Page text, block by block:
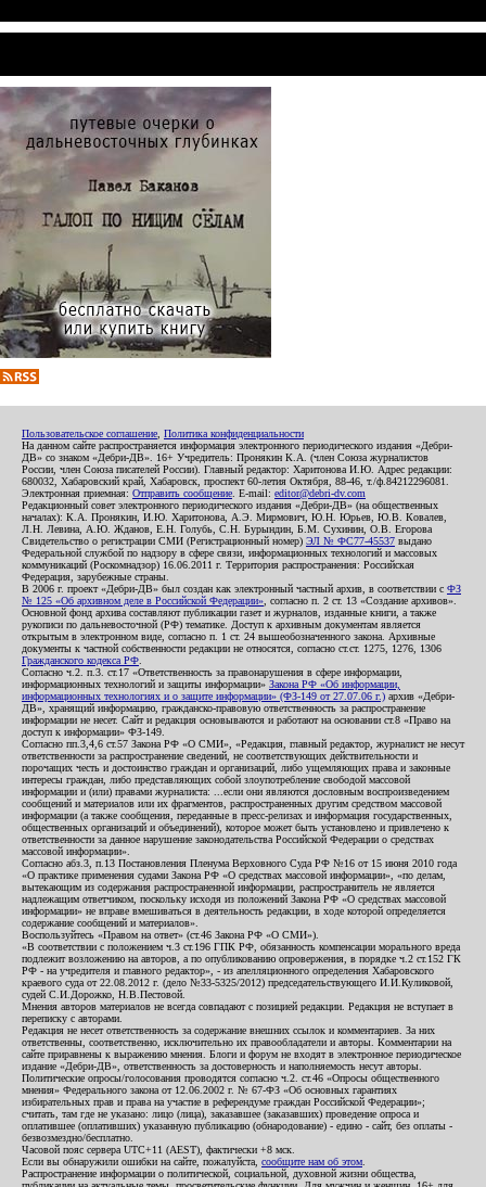
Пользовательское соглашение Политика конфиденциальности
На данном сайте распространяется информация электронного периодического издания «Дебри-
ДВ» со знаком «Дебри-ДВ». 16+ Учредитель: Пронякин К.А. (член Союза журналистов
России, член Союза писателей России). Главный редактор: Харитонова И.Ю. Адрес редакции:
680032, Хабаровский край, Хабаровск, проспект 60-летия Октября, 88-46, т./ф.84212296081.
Электронная приемная: Отправить сообщение . E-mail: editor@debri-dv.com
Редакционный совет электронного периодического издания «Дебри-ДВ» (на общественных
началах): К.А. Пронякин, И.Ю. Харитонова, А.Э. Мирмович, Ю.Н. Юрьев, Ю.В. Ковалев,
Л.Н. Левина, А.Ю. Жданов, Е.Н. Голубь, С.Н. Бурындин, Б.М. Сухинин, О.В. Егорова
Свидетельство о регистрации СМИ (Регистрационный номер) ЭЛ № ФС77-45537 выдано
Федеральной службой по надзору в сфере связи, информационных технологий и массовых
коммуникаций (Роскомнадзор) 16.06.2011 г. Территория распространения: Российская
Федерация, зарубежные страны.
В 2006 г. проект «Дебри-ДВ» был создан как электронный частный архив, в соответствии с ФЗ
№ 125 «Об архивном деле в Российской Федерации» , согласно п. 2 ст. 13 «Создание архивов».
Основной фонд архива составляют публикации газет и журналов, изданные книги, а также
рукописи по дальневосточной (РФ) тематике. Доступ к архивным документам является
открытым в электронном виде, согласно п. 1 ст. 24 вышеобозначенного закона. Архивные
документы к частной собственности редакции не относятся, согласно ст.ст. 1275, 1276, 1306
Гражданского кодекса РФ
Согласно ч.2. п.3. ст.17 «Ответственность за правонарушения в сфере информации,
информационных технологий и защиты информации» Закона РФ «Об информации,
информационных технологиях и о защите информации» (ФЗ-149 от 27.07.06 г.) архив «Дебри-
ДВ», хранящий информацию, гражданско-правовую ответственность за распространение
информации не несет. Сайт и редакция основываются и работают на основании ст.8 «Право на
доступ к информации» ФЗ-149.
Согласно пп.3,4,6 ст.57 Закона РФ «О СМИ», «Редакция, главный редактор, журналист не несут
ответственности за распространение сведений, не соответствующих действительности и
порочащих честь и достоинство граждан и организаций, либо ущемляющих права и законные
интересы граждан, либо представляющих собой злоупотребление свободой массовой
информации и (или) правами журналиста: ...если они являются дословным воспроизведением
сообщений и материалов или их фрагментов, распространенных другим средством массовой
информации (а также сообщения, переданные в пресс-релизах и информация государственных,
общественных организаций и объединений), которое может быть установлено и привлечено к
ответственности за данное нарушение законодательства Российской Федерации о средствах
массовой информации».
Согласно абз.3, п.13 Постановления Пленума Верховного Суда РФ №16 от 15 июня 2010 года
«О практике применения судами Закона РФ «О средствах массовой информации», «по делам,
вытекающим из содержания распространенной информации, распространитель не является
надлежащим ответчиком, поскольку исходя из положений Закона РФ «О средствах массовой
информации» не вправе вмешиваться в деятельность редакции, в ходе которой определяется
содержание сообщений и материалов».
Воспользуйтесь «Правом на ответ» (ст.46 Закона РФ «О СМИ»).
«В соответствии с положением ч.3 ст.196 ГПК РФ, обязанность компенсации морального вреда
подлежит возложению на авторов, а по опубликованию опровержения, в порядке ч.2 ст.152 ГК
РФ - на учредителя и главного редактор», - из апелляционного определения Хабаровского
краевого суда от 22.08.2012 г. (дело №33-5325/2012) председательствующего И.И.Куликовой,
судей С.И.Дорожко, Н.В.Пестовой.
Мнения авторов материалов не всегда совпадают с позицией редакции. Редакция не вступает в
переписку с авторами.
Редакция не несет ответственность за содержание внешних ссылок и комментариев. За них
ответственны, соответственно, исключительно их правообладатели и авторы. Комментарии на
сайте приравнены к выражению мнения. Блоги и форум не входят в электронное периодическое
издание «Дебри-ДВ», ответственность за достоверность и наполняемость несут авторы.
Политические опросы/голосования проводятся согласно ч.2. ст.46 «Опросы общественного
мнения» Федерального закона от 12.06.2002 г. № 67-ФЗ «Об основных гарантиях
избирательных прав и права на участие в референдуме граждан Российской Федерации»;
считать, там где не указано: лицо (лица), заказавшее (заказавших) проведение опроса и
оплатившее (оплативших) указанную публикацию (обнародование) - едино - сайт, без оплаты -
безвозмездно/бесплатно.
Часовой пояс сервера UTC+11 (AEST), фактически +8 мск.
Если вы обнаружили ошибки на сайте, пожалуйста, сообщите нам об этом
Распространение информации о политической, социальной, духовной жизни общества,